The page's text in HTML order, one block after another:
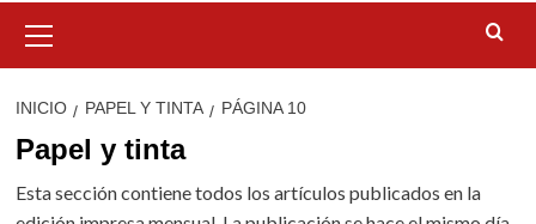
primario
INICIO PAPEL Y TINTA PÁGINA 10
Papel y tinta
Esta sección contiene todos los artículos publicados en la